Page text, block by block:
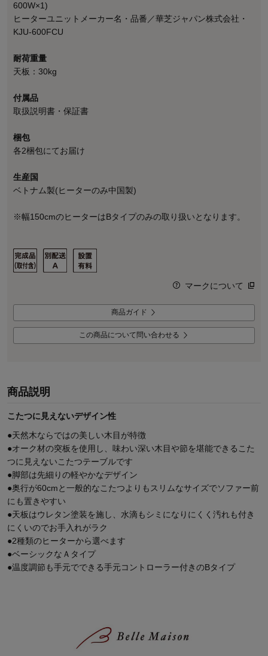
600W×1)
ヒーターユニットメーカー名・品番／華芝ジャパン株式会社・
KJU-600FCU
耐荷重量
天板：30kg
付属品
取扱説明書・保証書
梱包
各2梱包にてお届け
生産国
ベトナム製(ヒーターのみ中国製)
※幅150cmのヒーターはBタイプのみの取り扱いとなります。
マークについて
商品ガイド
この商品について問い合わせる
商品説明
こたつに見えないデザイン性
●天然木ならではの美しい木目が特徴
●オーク材の突板を使用し、味わい深い木目や節を堪能できるこた
つに見えないこたつテーブルです
●脚部は先細りの軽やかなデザイン
●奥行が60cmと一般的なこたつよりもスリムなサイズでソファー前
にも置きやすい
●天板はウレタン塗装を施し、水滴もシミになりにくく汚れも付き
にくいのでお手入れがラク
●2種類のヒーターから選べます
●ベーシックなＡタイプ
●温度調節も手元でできる手元コントローラー付きのBタイプ